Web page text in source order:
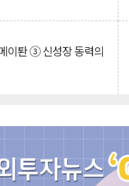
이퇀 ③ 신성장 동력의